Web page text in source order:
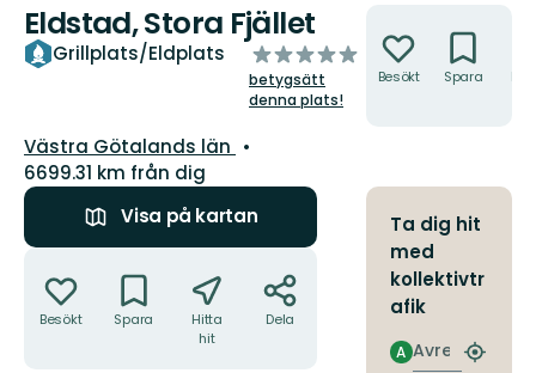
Eldstad, Stora Fjället
Grillplats/Eldplats
av
5
stjärnor
betygsätt
denna plats!
Län:
Västra Götalands län
6699.31 km från dig
Visa på kartan
Besökt Spara
Hitta
hit
Dela
Besökt Spara
Ta dig hit
med
kollektivtr
afik
Avresa
A
Hitta